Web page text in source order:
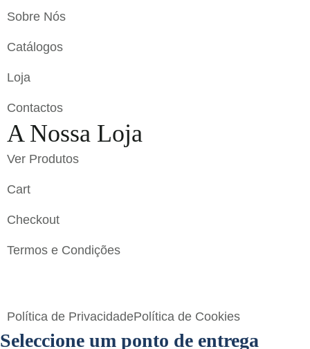
Sobre Nós
Catálogos
Loja
Contactos
A Nossa Loja
Ver Produtos
Cart
Checkout
Termos e Condições
Política de PrivacidadePolítica de Cookies
Seleccione um ponto de entrega